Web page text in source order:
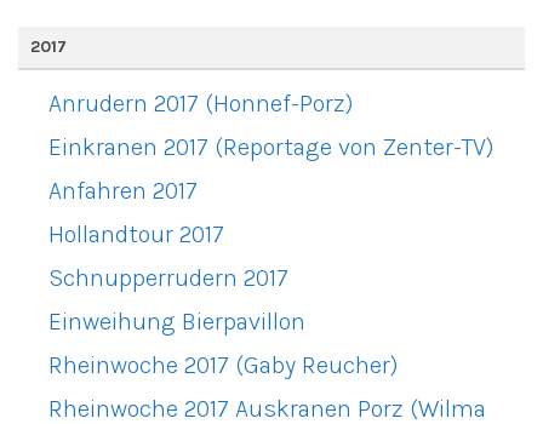
2017
Anrudern 2017 (Honnef-Porz)
Einkranen 2017 (Reportage von Zenter-TV)
Anfahren 2017
Hollandtour 2017
Schnupperrudern 2017
Einweihung Bierpavillon
Rheinwoche 2017 (Gaby Reucher)
Rheinwoche 2017 Auskranen Porz (Wilma